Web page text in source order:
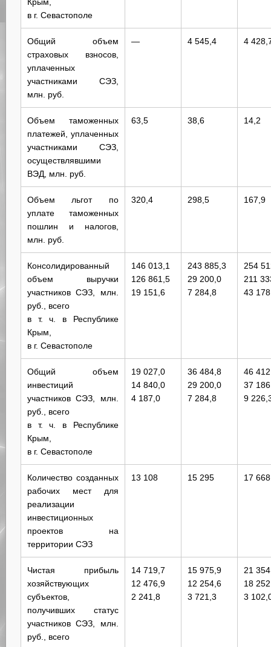
Крым,
в г. Севастополе
Общий объем
страховых взносов,
уплаченных
участниками СЭЗ,
млн. руб.
— 4 545,4 4
Объем таможенных
платежей, уплаченных
участниками СЭЗ,
осуществлявшими
ВЭД, млн. руб.
63,5 38,6 14,2
Объем льгот по
уплате таможенных
пошлин и налогов,
млн. руб.
320,4 298,5 167,9
Консолидированный
объем выручки
участников СЭЗ, млн.
руб., всего
в т. ч. в Республике
Крым,
в г. Севастополе
146 013,1
126 861,5
19 151,6
243 885,3
29 200,0
7 284,8
254
211
43
Общий объем
инвестиций
участников СЭЗ, млн.
руб., всего
в т. ч. в Республике
Крым,
в г. Севастополе
19 027,0
14 840,0
4 187,0
36 484,8
29 200,0
7 284,8
46
37
9
Количество созданных
рабочих мест для
реализации
инвестиционных
проектов на
территории СЭЗ
13 108 15 295 17 668
Чистая прибыль
хозяйствующих
субъектов,
получивших статус
участников СЭЗ, млн.
руб., всего
14 719,7
12 476,9
2 241,8
15 975,9
12 254,6
3 721,3
21
18
3